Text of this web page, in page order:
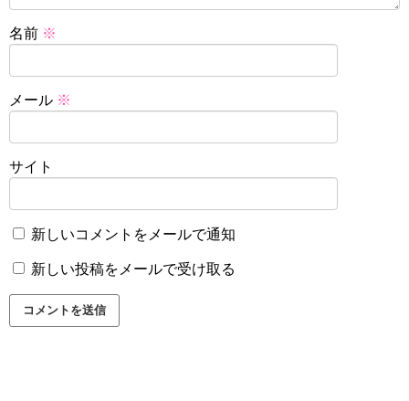
名前 ※
メール ※
サイト
新しいコメントをメールで通知
新しい投稿をメールで受け取る